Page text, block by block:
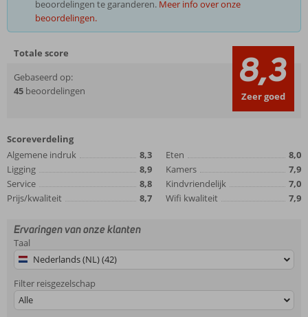
beoordelingen te garanderen. Meer info over onze
beoordelingen.
Totale score
Gebaseerd op:
45 beoordelingen 8,3
Zeer goed
Scoreverdeling
Algemene indruk
8,3
Ligging
8,9
Service
8,8
Prijs/kwaliteit
8,7
Eten
8,0
Kamers
7,9
Kindvriendelijk
7,0
Wifi kwaliteit
7,9
Ervaringen van onze klanten
Taal
Nederlands (NL) (42)
Filter reisgezelschap
Alle